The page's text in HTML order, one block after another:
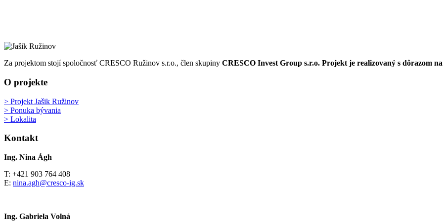
Za projektom stojí spoločnosť CRESCO Ružinov s.r.o., člen skupiny CRESCO Invest Group s.r.o. Projekt je realizovaný s dôrazom
O projekte
> Projekt Jašik Ružinov
> Ponuka bývania
> Lokalita
Kontakt
Ing. Nina Ágh
T: +421 903 764 408
E: nina.agh@cresco-ig.sk
Ing. Gabriela Volná